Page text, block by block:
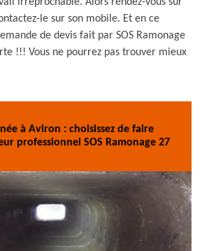
le sur son mobile. Et en ce
de devis fait par SOS Ramonage
!!! Vous ne pourrez pas trouver mieux
à Aviron : choisissez de faire
professionnel SOS Ramonage 27